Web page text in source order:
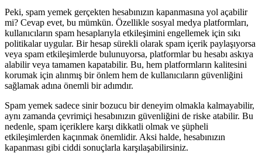
Peki, spam yemek gerçekten hesabınızın kapanmasına yol açabilir
mi? Cevap evet, bu mümkün. Özellikle sosyal medya platformları,
kullanıcıların spam hesaplarıyla etkileşimini engellemek için sıkı
politikalar uygular. Bir hesap sürekli olarak spam içerik paylaşıyorsa
veya spam etkileşimlerde bulunuyorsa, platformlar bu hesabı askıya
alabilir veya tamamen kapatabilir. Bu, hem platformların kalitesini
korumak için alınmış bir önlem hem de kullanıcıların güvenliğini
sağlamak adına önemli bir adımdır.
Spam yemek sadece sinir bozucu bir deneyim olmakla kalmayabilir,
aynı zamanda çevrimiçi hesabınızın güvenliğini de riske atabilir. Bu
nedenle, spam içeriklere karşı dikkatli olmak ve şüpheli
etkileşimlerden kaçınmak önemlidir. Aksi halde, hesabınızın
kapanması gibi ciddi sonuçlarla karşılaşabilirsiniz.